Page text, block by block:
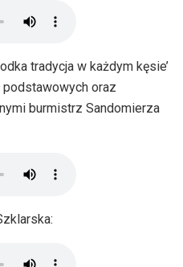
tradycja w każdym kęsie’
podstawowych oraz
burmistrz Sandomierza